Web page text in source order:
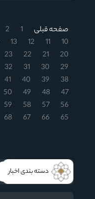
صفحه قبلی 1
2
10
11
12
13
20
21
22
23
29
30
31
32
38
39
40
41
47
48
49
50
56
57
58
59
65
66
67
68
دسته بندی اخبار